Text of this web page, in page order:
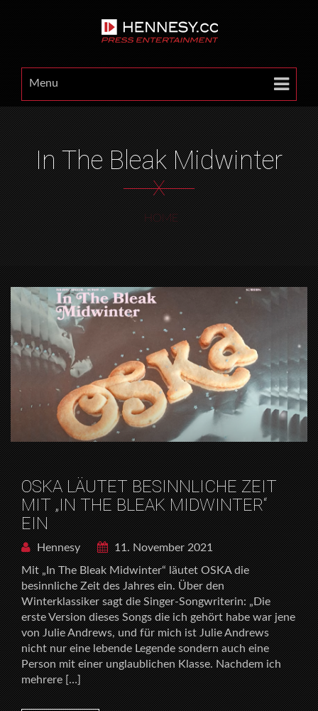
Menu
In The Bleak Midwinter
X
HOME
OSKA LÄUTET BESINNLICHE ZEIT
MIT „IN THE BLEAK MIDWINTER“
EIN
Hennesy
11. November 2021
Mit „In The Bleak Midwinter“ läutet OSKA die
besinnliche Zeit des Jahres ein. Über den
Winterklassiker sagt die Singer-Songwriterin: „Die
erste Version dieses Songs die ich gehört habe war jene
von Julie Andrews, und für mich ist Julie Andrews
nicht nur eine lebende Legende sondern auch eine
Person mit einer unglaublichen Klasse. Nachdem ich
mehrere […]